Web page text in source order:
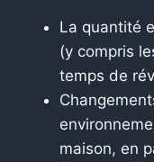
La quantité
(y compris
temps de
maison, en